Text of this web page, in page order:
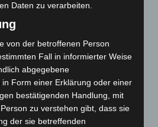
Notfallsanitäter starten beim
Daten zu verarbeiten.
von der betroffenen Person
Fall in informierter Weise
abgegebene
Form einer Erklärung oder einer
bestätigenden Handlung, mit
zu verstehen gibt, dass sie
der sie betreffenden